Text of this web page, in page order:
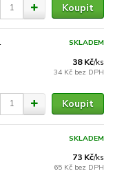
Koupit
38 Kč/ks
34 Kč bez DPH
SKLADEM
Koupit
73 Kč/ks
65 Kč bez DPH
SKLADEM